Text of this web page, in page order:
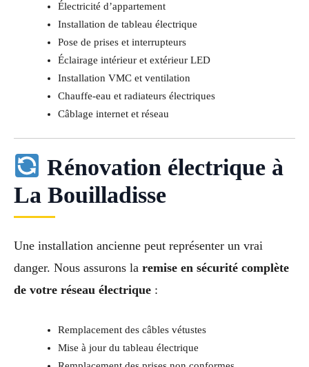
Électricité d’appartement
Installation de tableau électrique
Pose de prises et interrupteurs
Éclairage intérieur et extérieur LED
Installation VMC et ventilation
Chauffe-eau et radiateurs électriques
Câblage internet et réseau
Rénovation électrique à
La Bouilladisse
Une installation ancienne peut représenter un vrai
danger. Nous assurons la remise en sécurité complète
de votre réseau électrique :
Remplacement des câbles vétustes
Mise à jour du tableau électrique